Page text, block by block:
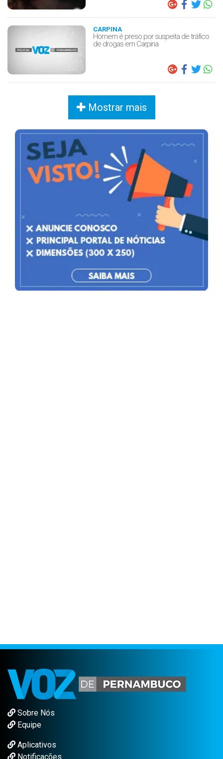
CARPINA
Homem é preso por suspeita de tráfico
de drogas em Carpina
Mostrar mais
Sobre Nós
Equipe
Aplicativos
Notificações